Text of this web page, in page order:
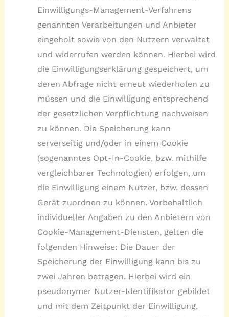
Einwilligungs-Management-Verfahrens
genannten Verarbeitungen und Anbieter
eingeholt sowie von den Nutzern verwaltet
und widerrufen werden können. Hierbei wird
die Einwilligungserklärung gespeichert, um
deren Abfrage nicht erneut wiederholen zu
müssen und die Einwilligung entsprechend
der gesetzlichen Verpflichtung nachweisen
zu können. Die Speicherung kann
serverseitig und/oder in einem Cookie
(sogenanntes Opt-In-Cookie, bzw. mithilfe
vergleichbarer Technologien) erfolgen, um
die Einwilligung einem Nutzer, bzw. dessen
Gerät zuordnen zu können. Vorbehaltlich
individueller Angaben zu den Anbietern von
Cookie-Management-Diensten, gelten die
folgenden Hinweise: Die Dauer der
Speicherung der Einwilligung kann bis zu
zwei Jahren betragen. Hierbei wird ein
pseudonymer Nutzer-Identifikator gebildet
und mit dem Zeitpunkt der Einwilligung,